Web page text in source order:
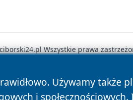
Używamy
i
Wszystkie prawa
Prywatności Polityka